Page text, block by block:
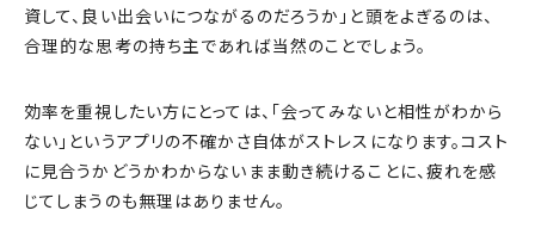
資して、良い出会いにつながるのだろうか」と頭をよぎるのは、
合理的な思考の持ち主であれば当然のことでしょう。
効率を重視したい方にとっては、「会ってみないと相性がわから
ない」というアプリの不確かさ自体がストレスになります。コスト
に見合うかどうかわからないまま動き続けることに、疲れを感
じてしまうのも無理はありません。